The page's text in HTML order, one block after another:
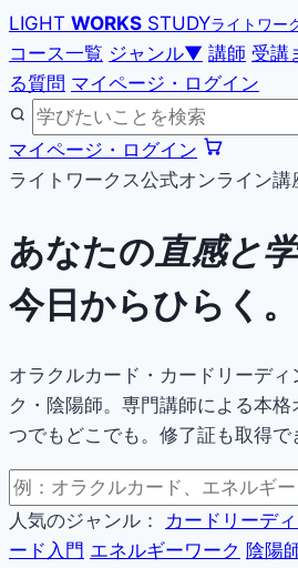
LIGHT WORKS STUDYライトワー
コース一覧 ジャンル▼ 講師 受講
る質問 マイページ・ログイン
マイページ・ログイン
ライトワークス公式オンライン講
あなたの直感と
今日からひらく。
オラクルカード・カードリーデ
ク・陰陽師。専門講師による本
つでもどこでも。修了証も取得で
人気のジャンル： カードリーデ
ード入門 エネルギーワーク 陰陽